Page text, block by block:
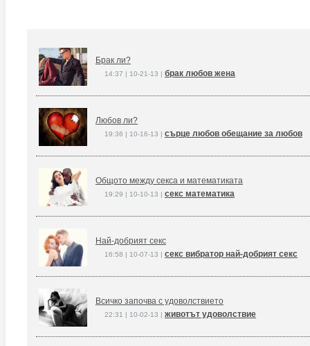
Брак ли?
14:37 | 10-21-13 | брак любов жена
Любов ли?
19:36 | 10-16-13 | сърце любов обещание за любов
Общото между секса и математиката
19:29 | 10-10-13 | секс математика
Най-добрият секс
16:58 | 10-07-13 | секс вибратор най-добрият секс
Всичко започва с удоволствието
22:31 | 10-02-13 | животът удоволствие